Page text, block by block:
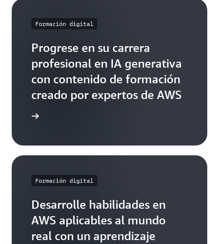
Formación digital
Progrese en su carrera
profesional en IA generativa
con contenido de formación
creado por expertos de AWS
Formación digital
Desarrolle habilidades en
AWS aplicables al mundo
real con un aprendizaje